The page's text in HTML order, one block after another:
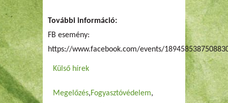
További információ:
FB esemény:
https://www.facebook.com/events/
Külső hírek
Megelőzés Fogyasztóvédelem